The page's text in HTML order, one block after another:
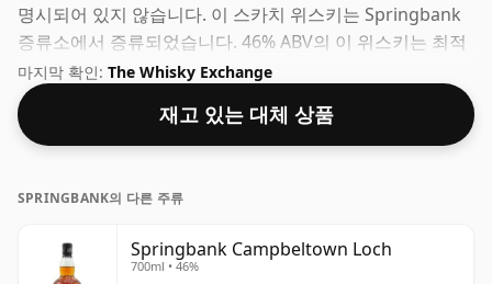
명시되어 있지 않습니다. 이 스카치 위스키는 Springbank
증류소에서 증류되었습니다. 46% ABV의 이 위스키는 최적
의 음주 강도로 병입되었습니다. 깔끔하게 또는 물 한 방울
과 함께 즐겨보세요.
마지막 확인: The Whisky Exchange
재고 있는 대체 상품
SPRINGBANK의 다른 주류
Springbank Campbeltown Loch
700ml • 46%